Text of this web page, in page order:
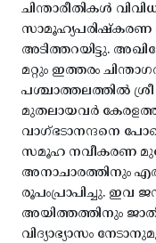
ചിന്താരീതികൾ
സാമൂഹ്യപരിഷ്കരണ
അടിത്തറയിട്ടു.
മറ്റും ഇത്തരം
പശ്ചാത്തലത്തിൽ
മുതലായവർ
വാഗ്ഭടാനന്ദനെ
സമൂഹ നവീകരണ
അനാചാരത്തിനും
രൂപംപ്രാപിച്ചു. ഇവ
അയിത്തത്തിനും
വിദ്യാഭ്യാസം